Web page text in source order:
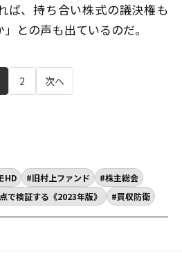
ば、持ち合い株式の議決権も
との声も出ているのだ。
2 次へ
HD 旧村上ファンド
株主総会
で検証する《2023年版》
買収防衛